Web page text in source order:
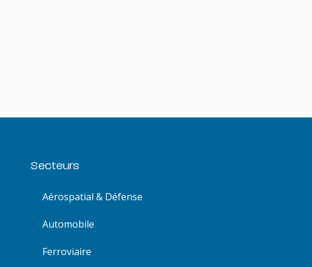
Secteurs
Aérospatial & Défense
Automobile
Ferroviaire